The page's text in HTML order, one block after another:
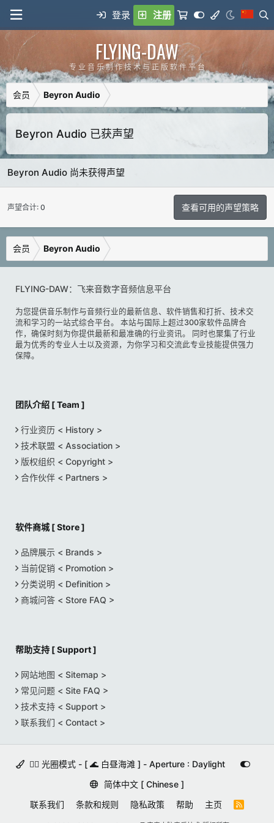
登录 注册
FLYING-DAW
专 业 音 乐 制 作 技 术 与 正 版 软 件 平 台
会员 Beyron Audio
Beyron Audio 已获声望
Beyron Audio 尚未获得声望
声望合计: 0 查看可用的声望策略
会员 Beyron Audio
FLYING-DAW：飞来音数字音频信息平台
为您提供音乐制作与音频行业的最新信息、软件销售和打折、技术交
流和学习的一站式综合平台。 本站与国际上超过300家软件品牌合
作，确保时刻为你提供最新和最准确的行业资讯。 同时也聚集了行业
最为优秀的专业人士以及资源，为你学习和交流此专业技能提供强力
保障。
团队介绍 [ Team ]
行业资历 < History >
技术联盟 < Association >
版权组织 < Copyright >
合作伙伴 < Partners >
软件商城 [ Store ]
品牌展示 < Brands >
当前促销 < Promotion >
分类说明 < Definition >
商城问答 < Store FAQ >
帮助支持 [ Support ]
网站地图 < Sitemap >
常见问题 < Site FAQ >
技术支持 < Support >
联系我们 < Contact >
🚵‍♀️ 光圈模式 - [ 🌊 白昼海滩 ] - Aperture : Daylight
简体中文 [ Chinese ]
联系我们
条款和规则 隐私政策 帮助 主页
R